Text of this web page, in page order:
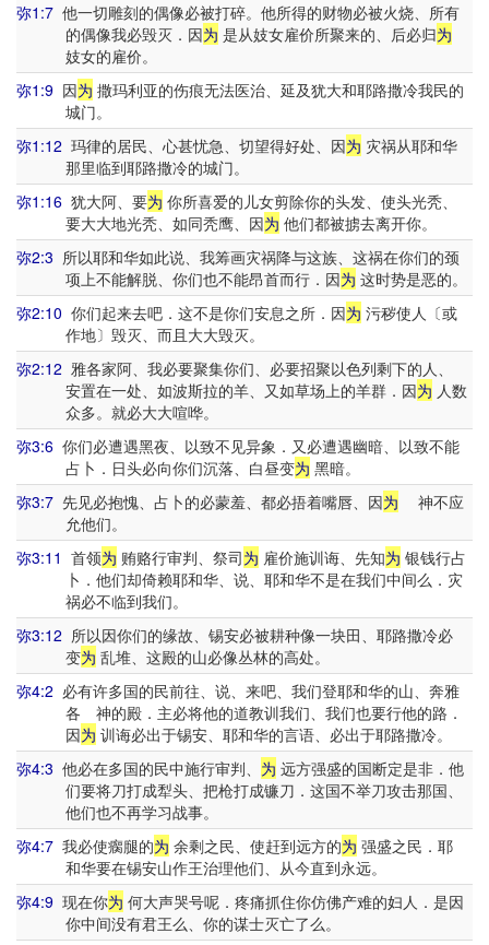
弥1:7 他一切雕刻的偶像必被打碎。他所得的财物必被火烧、所有
的偶像我必毁灭．因为 是从妓女雇价所聚来的、后必归为
妓女的雇价。
弥1:9 因为 撒玛利亚的伤痕无法医治、延及犹大和耶路撒冷我民的
城门。
弥1:12 玛律的居民、心甚忧急、切望得好处、因为 灾祸从耶和华
那里临到耶路撒冷的城门。
弥1:16 犹大阿、要为 你所喜爱的儿女剪除你的头发、使头光秃、
要大大地光秃、如同秃鹰、因为 他们都被掳去离开你。
弥2:3 所以耶和华如此说、我筹画灾祸降与这族、这祸在你们的颈
项上不能解脱、你们也不能昂首而行．因为 这时势是恶的。
弥2:10 你们起来去吧．这不是你们安息之所．因为 污秽使人〔或
作地〕毁灭、而且大大毁灭。
弥2:12 雅各家阿、我必要聚集你们、必要招聚以色列剩下的人、
安置在一处、如波斯拉的羊、又如草场上的羊群．因为 人数
众多。就必大大喧哗。
弥3:6 你们必遭遇黑夜、以致不见异象．又必遭遇幽暗、以致不能
占卜．日头必向你们沉落、白昼变为 黑暗。
弥3:7 先见必抱愧、占卜的必蒙羞、都必捂着嘴唇、因为 神不应
允他们。
弥3:11 首领为 贿赂行审判、祭司为 雇价施训诲、先知为 银钱行占
卜．他们却倚赖耶和华、说、耶和华不是在我们中间么．灾
祸必不临到我们。
弥3:12 所以因你们的缘故、锡安必被耕种像一块田、耶路撒冷必
变为 乱堆、这殿的山必像丛林的高处。
弥4:2 必有许多国的民前往、说、来吧、我们登耶和华的山、奔雅
各 神的殿．主必将他的道教训我们、我们也要行他的路．
因为 训诲必出于锡安、耶和华的言语、必出于耶路撒冷。
弥4:3 他必在多国的民中施行审判、 为 远方强盛的国断定是非．他
们要将刀打成犁头、把枪打成镰刀．这国不举刀攻击那国、
他们也不再学习战事。
弥4:7 我必使瘸腿的为 余剩之民、使赶到远方的为 强盛之民．耶
和华要在锡安山作王治理他们、从今直到永远。
弥4:9 现在你为 何大声哭号呢．疼痛抓住你仿佛产难的妇人．是因
你中间没有君王么、你的谋士灭亡了么。